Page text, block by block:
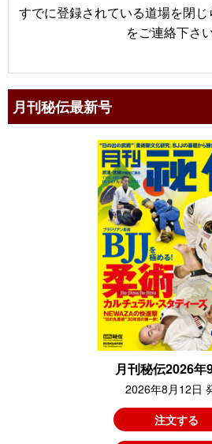
すでに登録されている道場を閉
をご連絡下さい
月刊秘伝最新号
月刊秘伝2026年
2026年8月12日
注文する